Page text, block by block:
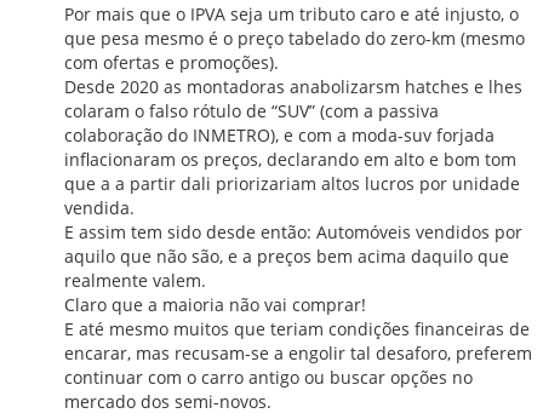
Por mais que o IPVA seja um tributo caro e até injusto, o
que pesa mesmo é o preço tabelado do zero-km (mesmo
com ofertas e promoções).
Desde 2020 as montadoras anabolizarsm hatches e lhes
colaram o falso rótulo de “SUV” (com a passiva
colaboração do INMETRO), e com a moda-suv forjada
inflacionaram os preços, declarando em alto e bom tom
que a a partir dali priorizariam altos lucros por unidade
vendida.
E assim tem sido desde então: Automóveis vendidos por
aquilo que não são, e a preços bem acima daquilo que
realmente valem.
Claro que a maioria não vai comprar!
E até mesmo muitos que teriam condições financeiras de
encarar, mas recusam-se a engolir tal desaforo, preferem
continuar com o carro antigo ou buscar opções no
mercado dos semi-novos.